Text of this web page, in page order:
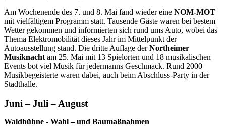
Am Wochenende des 7. und 8. Mai fand wieder eine NOM-MOT
mit vielfältigem Programm statt. Tausende Gäste waren bei bestem
Wetter gekommen und informierten sich rund ums Auto, wobei das
Thema Elektromobilität dieses Jahr im Mittelpunkt der
Autoausstellung stand. Die dritte Auflage derNortheimer
Musiknacht am 25. Mai mit 13 Spielorten und 18 musikalischen
Events bot viel Musik für jedermanns Geschmack. Rund 2000
Musikbegeisterte waren dabei, auch beim Abschluss-Party in der
Stadthalle.
Juni – Juli – August
Waldbühne - Wahl – und Baumaßnahmen